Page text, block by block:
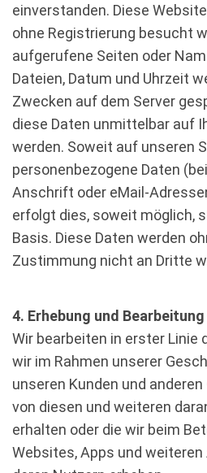
einverstanden. Diese
ohne Registrierung besucht
aufgerufene Seiten oder
Dateien, Datum und Uhrzeit
Zwecken auf dem Server
diese Daten unmittelbar auf
werden. Soweit auf unseren
personenbezogene Daten
Anschrift oder eMail-
erfolgt dies, soweit möglich,
Basis. Diese Daten werden
Zustimmung nicht an Dritte
4. Erhebung und
Wir bearbeiten in erster Linie
wir im Rahmen unserer
unseren Kunden und
von diesen und weiteren
erhalten oder die wir beim
Websites, Apps und